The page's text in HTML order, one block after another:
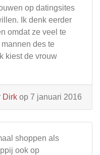
op datingsites
Ik denk eerder
omdat ze veel te
des te
kiest de vrouw
Dirk op 7 januari 2016
shoppen als
ook op